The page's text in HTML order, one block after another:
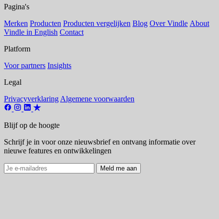
Pagina's
Merken Producten Producten vergelijken Blog Over Vindle About
Vindle in English Contact
Platform
Voor partners Insights
Legal
Privacyverklaring Algemene voorwaarden
Blijf op de hoogte
Schrijf je in voor onze nieuwsbrief en ontvang informatie over
nieuwe features en ontwikkelingen
Meld me aan